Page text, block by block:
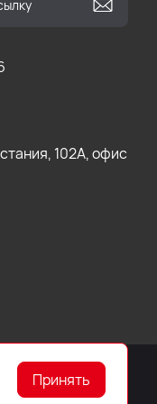
102А, офис
Принять